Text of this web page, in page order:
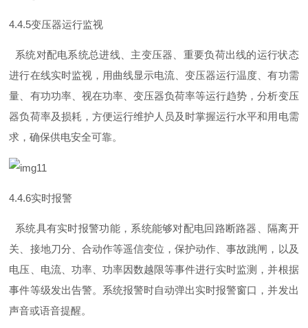
4.4.5变压器运行监视
系统对配电系统总进线、主变压器、重要负荷出线的运行状态
进行在线实时监视，用曲线显示电流、变压器运行温度、有功需
量、有功功率、视在功率、变压器负荷率等运行趋势，分析变压
器负荷率及损耗，方便运行维护人员及时掌握运行水平和用电需
求，确保供电安全可靠。
4.4.6实时报警
系统具有实时报警功能，系统能够对配电回路断路器、隔离开
关、接地刀分、合动作等遥信变位，保护动作、事故跳闸，以及
电压、电流、功率、功率因数越限等事件进行实时监测，并根据
事件等级发出告警。系统报警时自动弹出实时报警窗口，并发出
声音或语音提醒。